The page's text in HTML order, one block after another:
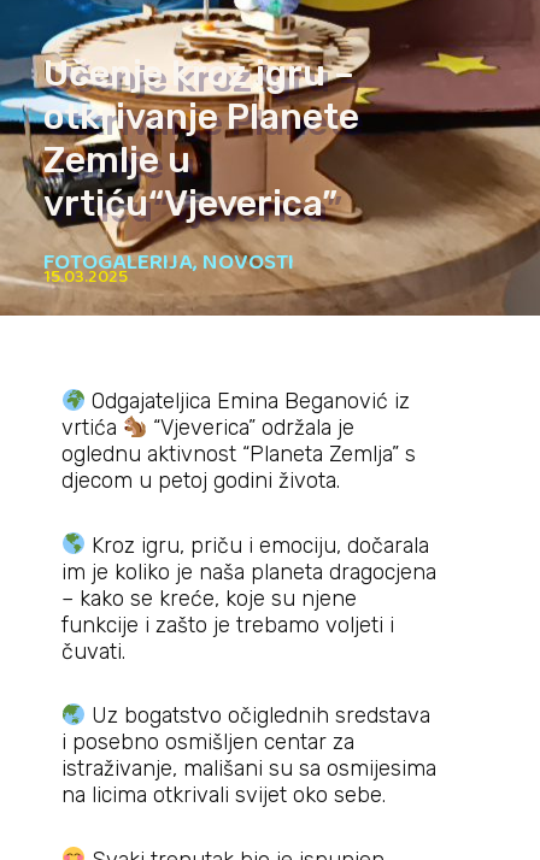
Učenje kroz igru –
otkrivanje Planete
Zemlje u
vrtiću“Vjeverica”
FOTOGALERIJA,NOVOSTI
15.03.2025
Odgajateljica Emina Beganović iz
vrtića
“Vjeverica” održala je
oglednu aktivnost “Planeta Zemlja” s
djecom u petoj godini života.
Kroz igru, priču i emociju, dočarala
im je koliko je naša planeta dragocjena
– kako se kreće, koje su njene
funkcije i zašto je trebamo voljeti i
čuvati.
Uz bogatstvo očiglednih sredstava
i posebno osmišljen centar za
istraživanje, mališani su sa osmijesima
na licima otkrivali svijet oko sebe.